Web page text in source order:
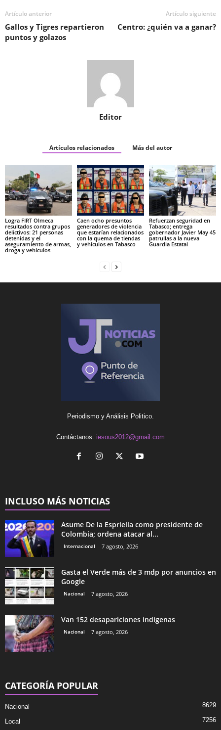
Artículo anterior
Gallos y Tigres repartieron
puntos y golazos
Artículo siguiente
Centro: ¿quién va a ganar?
Editor
Artículos relacionados Más del autor
Logra FIRT Olmeca
resultados contra grupos
delictivos: 21 personas
detenidas y el
aseguramiento de armas,
droga y vehículos
Caen ocho presuntos
generadores de violencia
que estarían relacionados
con la quema de tiendas
y vehículos en Tabasco
Refuerzan seguridad en
Tabasco; entrega
gobernador Javier May 45
patrullas a la nueva
Guardia Estatal
Periodismo y Análisis Politico.
Contáctanos: iesous2012@gmail.com
INCLUSO MÁS NOTICIAS
Asume De la Espriella como presidente de
Colombia; ordena atacar al...
Internacional 7 agosto, 2026
Gasta el Verde más de 3 mdp por anuncios en
Google
Nacional 7 agosto, 2026
Van 152 desapariciones indígenas
Nacional 7 agosto, 2026
CATEGORÍA POPULAR
Nacional 8629
Local 7256